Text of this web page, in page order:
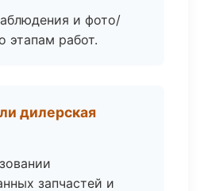
и фото/
этапам работ.
дилерская
запчастей и